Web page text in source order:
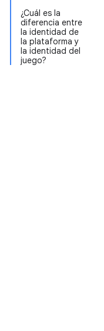
¿Cuál es la
diferencia entre
la identidad de
la plataforma y
la identidad del
juego?